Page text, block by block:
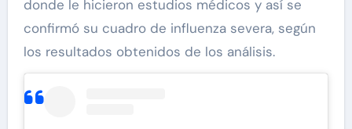
donde le hicieron estudios médicos y así se
confirmó su cuadro de influenza severa, según
los resultados obtenidos de los análisis.